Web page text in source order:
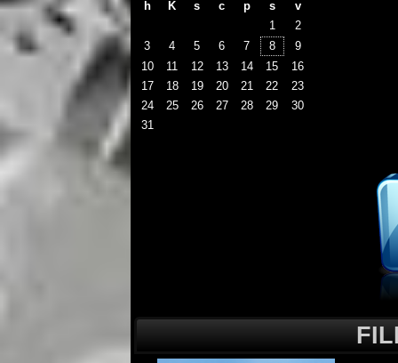
h K s c p s
v
1
2
3
4 5 6 7 8
9
10
11 12 13 14 15
16
17
18 19 20 21 22
23
24
25 26 27 28 29
30
31